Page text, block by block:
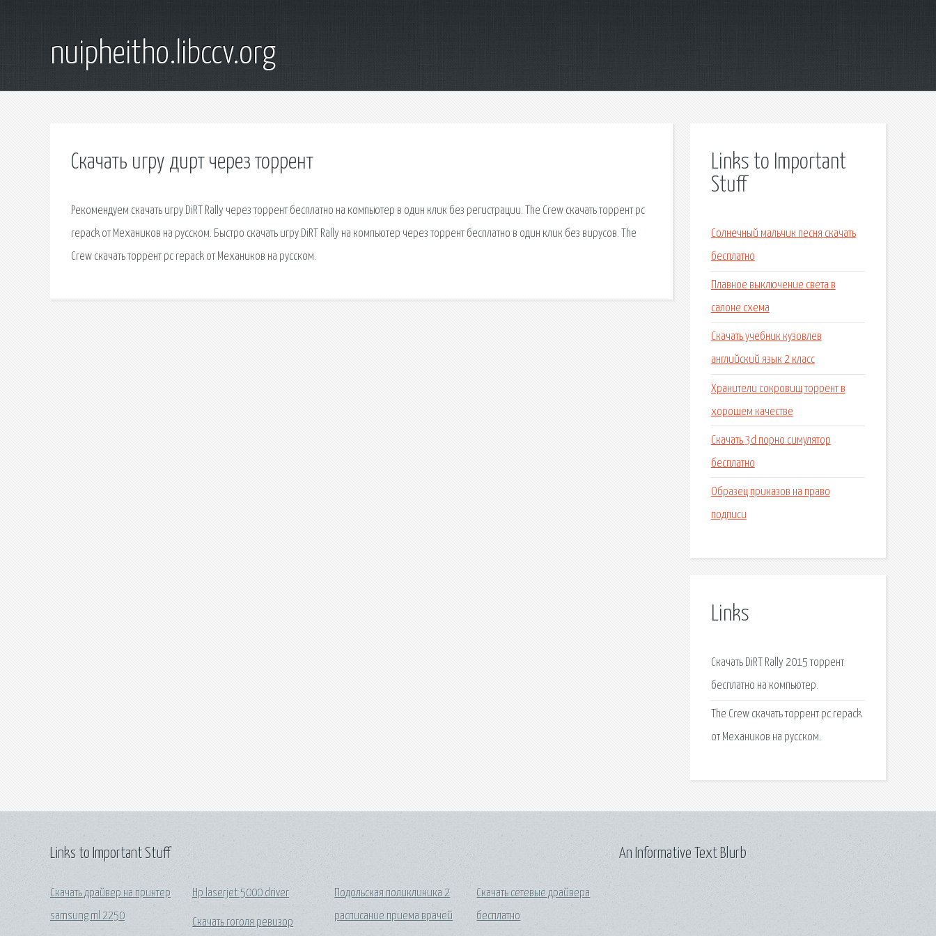
nuipheitho.libccv.org
Скачать игру дирт через торрент
Рекомендуем скачать игру DiRT Rally через торрент бесплатно на компьютер в один клик без регистрации. The Crew скачать торрент pc
repack от Механиков на русском. Быстро скачать игру DiRT Rally на компьютер через торрент бесплатно в один клик без вирусов. The
Crew скачать торрент pc repack от Механиков на русском.
Links to Important
Stuff
Солнечный мальчик песня скачать
бесплатно
Плавное выключение света в
салоне схема
Скачать учебник кузовлев
английский язык 2 класс
Хранители сокровищ торрент в
хорошем качестве
Скачать 3d порно симулятор
бесплатно
Образец приказов на право
подписи
Links
Скачать DiRT Rally 2015 торрент
бесплатно на компьютер.
The Crew скачать торрент pc repack
от Механиков на русском.
Links to Important Stuff
Скачать драйвер на принтер
samsung ml 2250
Hp laserjet 5000 driver
Скачать гоголя ревизор
Подольская поликлиника 2
расписание приема врачей
Скачать сетевые драйвера
бесплатно
An Informative Text Blurb